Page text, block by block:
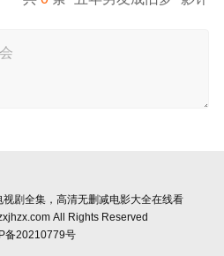
剧全集，高清无删减电影大全在线看
All Rights Reserved
备20210779号